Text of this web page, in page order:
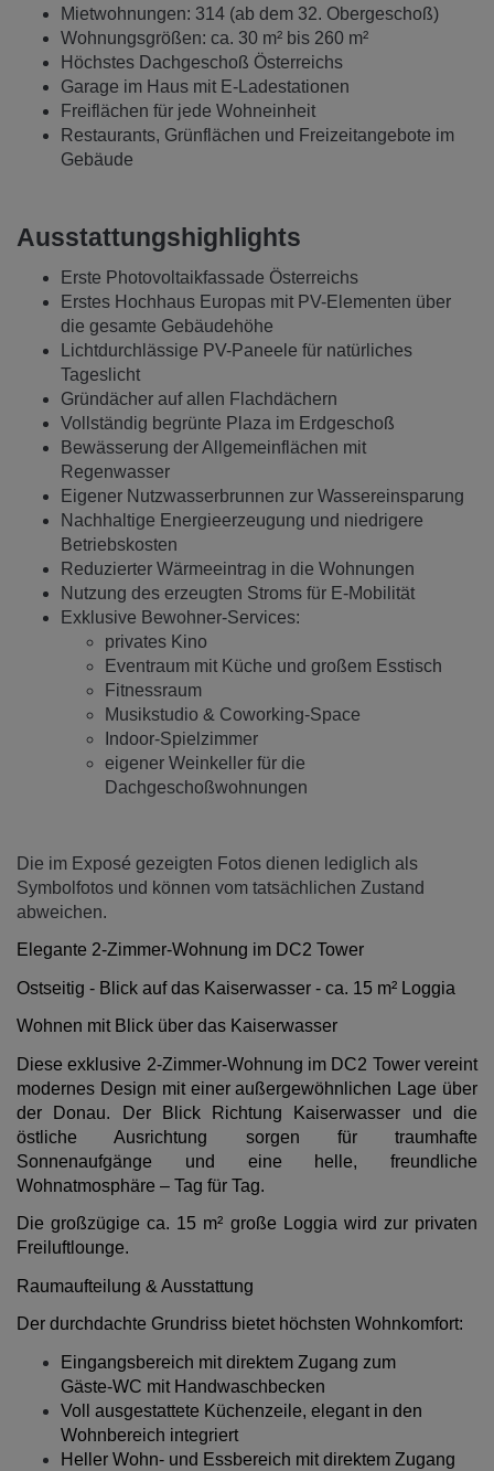
Mietwohnungen: 314 (ab dem 32. Obergeschoß)
Wohnungsgrößen: ca. 30 m² bis 260 m²
Höchstes Dachgeschoß Österreichs
Garage im Haus mit E-Ladestationen
Freiflächen für jede Wohneinheit
Restaurants, Grünflächen und Freizeitangebote im
Gebäude
Ausstattungshighlights
Erste Photovoltaikfassade Österreichs
Erstes Hochhaus Europas mit PV-Elementen über
die gesamte Gebäudehöhe
Lichtdurchlässige PV-Paneele für natürliches
Tageslicht
Gründächer auf allen Flachdächern
Vollständig begrünte Plaza im Erdgeschoß
Bewässerung der Allgemeinflächen mit
Regenwasser
Eigener Nutzwasserbrunnen zur Wassereinsparung
Nachhaltige Energieerzeugung und niedrigere
Betriebskosten
Reduzierter Wärmeeintrag in die Wohnungen
Nutzung des erzeugten Stroms für E-Mobilität
Exklusive Bewohner-Services:
privates Kino
Eventraum mit Küche und großem Esstisch
Fitnessraum
Musikstudio & Coworking-Space
Indoor-Spielzimmer
eigener Weinkeller für die
Dachgeschoßwohnungen
Die im Exposé gezeigten Fotos dienen lediglich als
Symbolfotos und können vom tatsächlichen Zustand
abweichen.
Elegante 2-Zimmer-Wohnung im DC2 Tower
Ostseitig - Blick auf das Kaiserwasser - ca. 15 m² Loggia
Wohnen mit Blick über das Kaiserwasser
Diese exklusive 2-Zimmer-Wohnung im DC2 Tower vereint
modernes Design mit einer außergewöhnlichen Lage über
der Donau. Der Blick Richtung Kaiserwasser und die
östliche Ausrichtung sorgen für traumhafte
Sonnenaufgänge und eine helle, freundliche
Wohnatmosphäre – Tag für Tag.
Die großzügige ca. 15 m² große Loggia wird zur privaten
Freiluftlounge.
Raumaufteilung & Ausstattung
Der durchdachte Grundriss bietet höchsten Wohnkomfort:
Eingangsbereich mit direktem Zugang zum
Gäste-WC mit Handwaschbecken
Voll ausgestattete Küchenzeile, elegant in den
Wohnbereich integriert
Heller Wohn- und Essbereich mit direktem Zugang